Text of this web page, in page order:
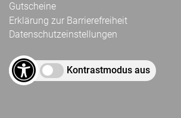
Gutscheine
Erklärung zur Barrierefreiheit
Datenschutzeinstellungen
Kontrastmodus aus